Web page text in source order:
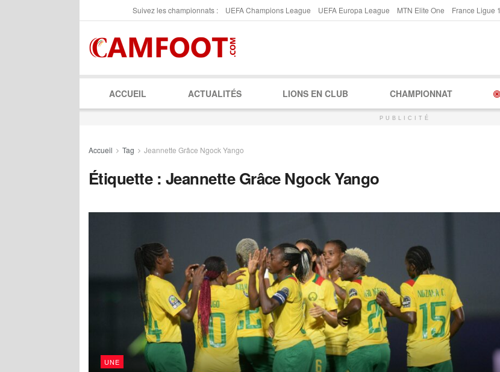
Suivez les championnats : UEFA Champions League UEFA Europa League MTN Elite One France Ligue 1
ACCUEIL ACTUALITÉS LIONS EN CLUB CHAMPIONNAT
PUBLICITÉ
Accueil Tag Jeannette Grâce Ngock Yango
Étiquette : Jeannette Grâce Ngock Yango
UNE